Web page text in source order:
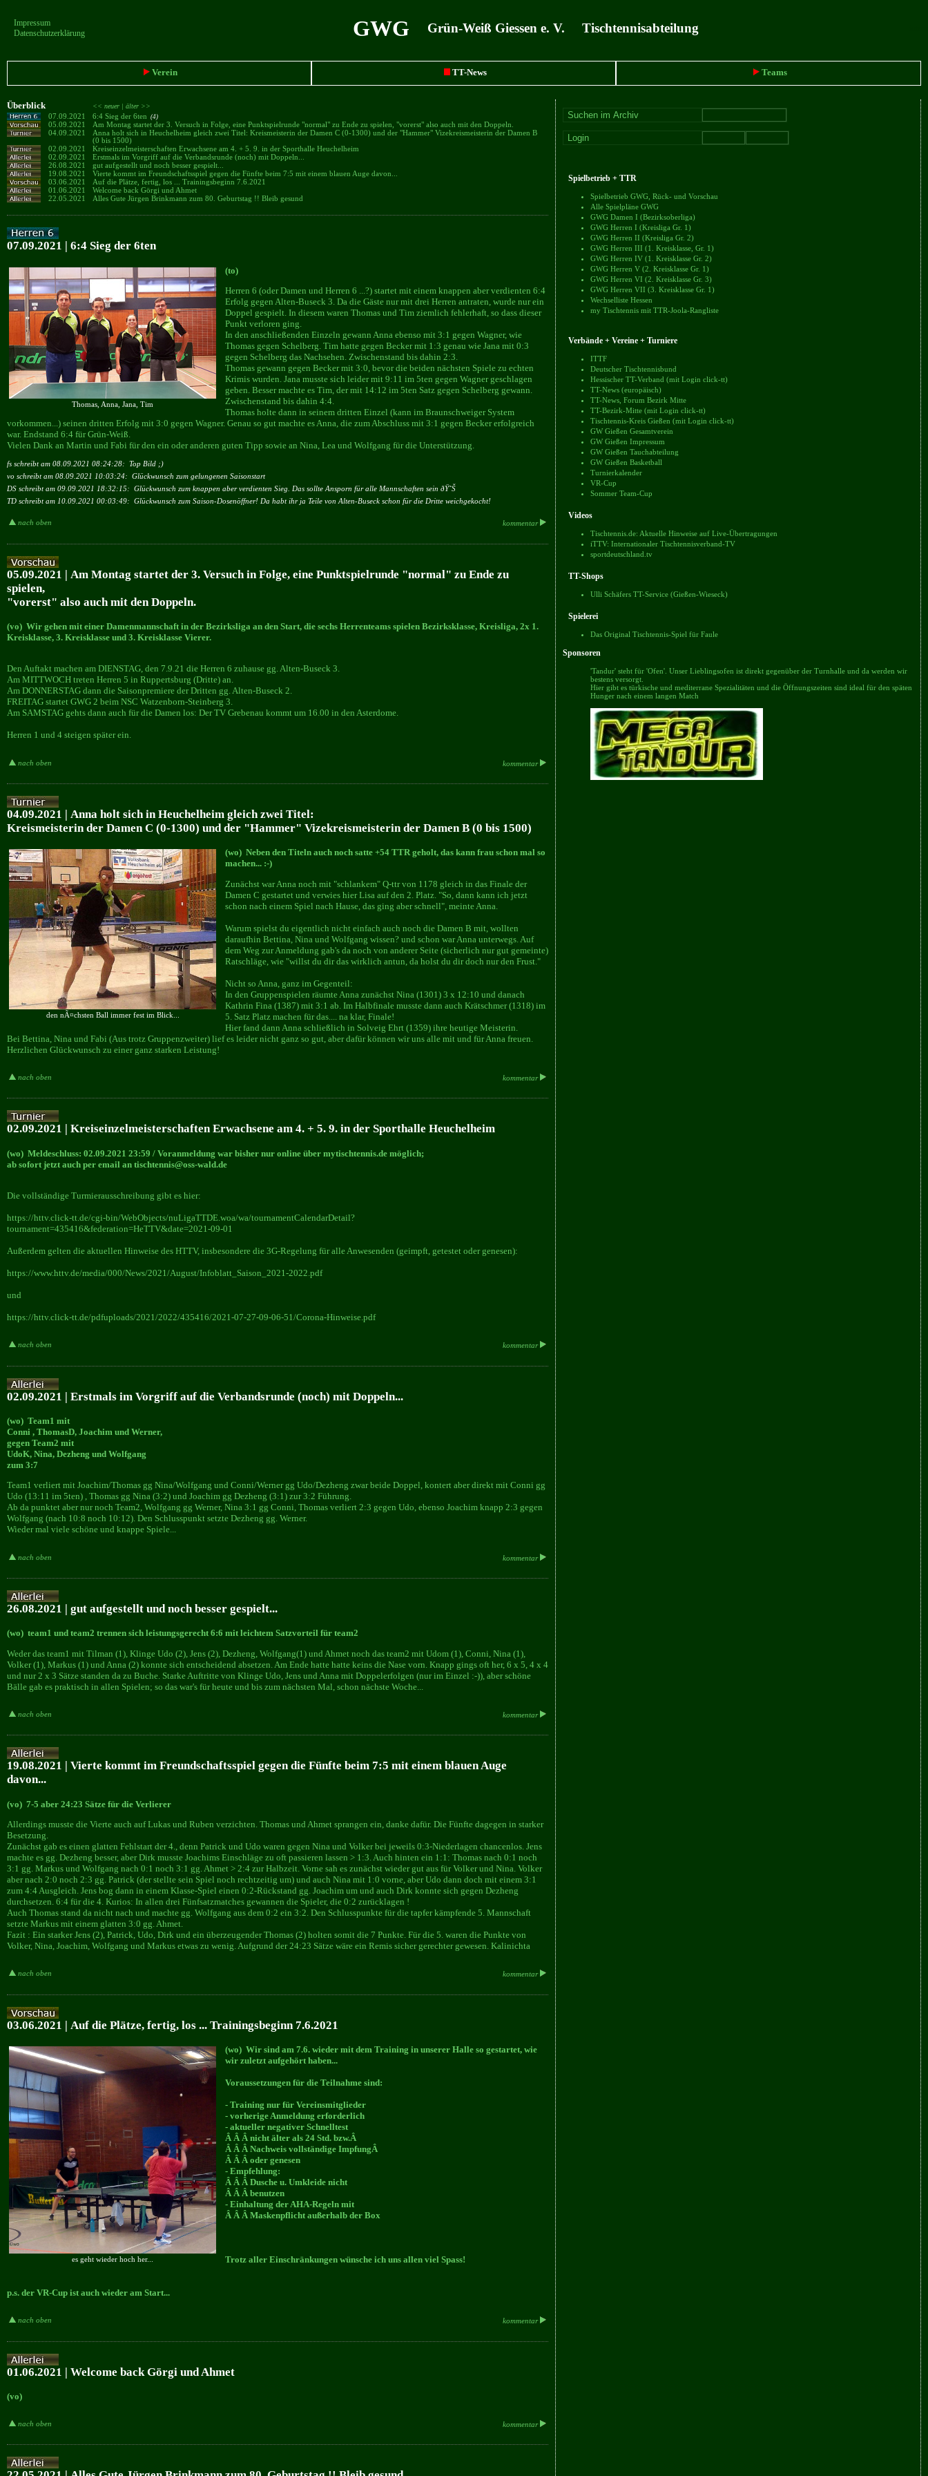
Impressum
Datenschutzerklärung
GWG Grün-Weiß Giessen e. V. Tischtennisabteilung
Verein TT-News Teams
Überblick << neuer | älter >>
07.09.2021
6:4 Sieg der 6ten (4)
05.09.2021
Am Montag startet der 3. Versuch in Folge, eine Punktspielrunde "normal" zu Ende zu spielen, "vorerst" also auch mit den Doppeln.
04.09.2021
Anna holt sich in Heuchelheim gleich zwei Titel: Kreismeisterin der Damen C (0-1300) und der "Hammer" Vizekreismeisterin der Damen B
(0 bis 1500)
02.09.2021
Kreiseinzelmeisterschaften Erwachsene am 4. + 5. 9. in der Sporthalle Heuchelheim
02.09.2021
Erstmals im Vorgriff auf die Verbandsrunde (noch) mit Doppeln...
26.08.2021
gut aufgestellt und noch besser gespielt...
19.08.2021
Vierte kommt im Freundschaftsspiel gegen die Fünfte beim 7:5 mit einem blauen Auge davon...
03.06.2021
Auf die Plätze, fertig, los ... Trainingsbeginn 7.6.2021
01.06.2021
Welcome back Görgi und Ahmet
22.05.2021
Alles Gute Jürgen Brinkmann zum 80. Geburtstag !! Bleib gesund
07.09.2021 | 6:4 Sieg der 6ten
Thomas, Anna, Jana, Tim
(to)
Herren 6 (oder Damen und Herren 6 ...?) startet mit einem knappen aber verdienten 6:4
Erfolg gegen Alten-Buseck 3. Da die Gäste nur mit drei Herren antraten, wurde nur ein
Doppel gespielt. In diesem waren Thomas und Tim ziemlich fehlerhaft, so dass dieser
Punkt verloren ging.
In den anschließenden Einzeln gewann Anna ebenso mit 3:1 gegen Wagner, wie
Thomas gegen Schelberg. Tim hatte gegen Becker mit 1:3 genau wie Jana mit 0:3
gegen Schelberg das Nachsehen. Zwischenstand bis dahin 2:3.
Thomas gewann gegen Becker mit 3:0, bevor die beiden nächsten Spiele zu echten
Krimis wurden. Jana musste sich leider mit 9:11 im 5ten gegen Wagner geschlagen
geben. Besser machte es Tim, der mit 14:12 im 5ten Satz gegen Schelberg gewann.
Zwischenstand bis dahin 4:4.
Thomas holte dann in seinem dritten Einzel (kann im Braunschweiger System
vorkommen...) seinen dritten Erfolg mit 3:0 gegen Wagner. Genau so gut machte es Anna, die zum Abschluss mit 3:1 gegen Becker erfolgreich
war. Endstand 6:4 für Grün-Weiß.
Vielen Dank an Martin und Fabi für den ein oder anderen guten Tipp sowie an Nina, Lea und Wolfgang für die Unterstützung.
fs schreibt am 08.09.2021 08:24:28:
Top Bild ;)
vo schreibt am 08.09.2021 10:03:24:
Glückwunsch zum gelungenen Saisonstart
DS schreibt am 09.09.2021 18:32:15:
Glückwunsch zum knappen aber verdienten Sieg. Das sollte Ansporn für alle Mannschaften sein ðŸ˜Š
TD schreibt am 10.09.2021 00:03:49:
Glückwunsch zum Saison-Dosenöffner! Da habt ihr ja Teile von Alten-Buseck schon für die Dritte weichgekocht!
nach oben kommentar
05.09.2021 | Am Montag startet der 3. Versuch in Folge, eine Punktspielrunde "normal" zu Ende zu
spielen,
"vorerst" also auch mit den Doppeln.
(vo) Wir gehen mit einer Damenmannschaft in der Bezirksliga an den Start, die sechs Herrenteams spielen Bezirksklasse, Kreisliga, 2x 1.
Kreisklasse, 3. Kreisklasse und 3. Kreisklasse Vierer.
Den Auftakt machen am DIENSTAG, den 7.9.21 die Herren 6 zuhause gg. Alten-Buseck 3.
Am MITTWOCH treten Herren 5 in Ruppertsburg (Dritte) an.
Am DONNERSTAG dann die Saisonpremiere der Dritten gg. Alten-Buseck 2.
FREITAG startet GWG 2 beim NSC Watzenborn-Steinberg 3.
Am SAMSTAG gehts dann auch für die Damen los: Der TV Grebenau kommt um 16.00 in den Asterdome.
Herren 1 und 4 steigen später ein.
nach oben kommentar
04.09.2021 | Anna holt sich in Heuchelheim gleich zwei Titel:
Kreismeisterin der Damen C (0-1300) und der "Hammer" Vizekreismeisterin der Damen B (0 bis 1500)
den nÃ¤chsten Ball immer fest im Blick...
(wo) Neben den Titeln auch noch satte +54 TTR geholt, das kann frau schon mal so
machen... :-)
Zunächst war Anna noch mit "schlankem" Q-ttr von 1178 gleich in das Finale der
Damen C gestartet und verwies hier Lisa auf den 2. Platz. "So, dann kann ich jetzt
schon nach einem Spiel nach Hause, das ging aber schnell", meinte Anna.
Warum spielst du eigentlich nicht einfach auch noch die Damen B mit, wollten
daraufhin Bettina, Nina und Wolfgang wissen? und schon war Anna unterwegs. Auf
dem Weg zur Anmeldung gab's da noch von anderer Seite (sicherlich nur gut gemeinte)
Ratschläge, wie "willst du dir das wirklich antun, da holst du dir doch nur den Frust."
Nicht so Anna, ganz im Gegenteil:
In den Gruppenspielen räumte Anna zunächst Nina (1301) 3 x 12:10 und danach
Kathrin Fina (1387) mit 3:1 ab. Im Halbfinale musste dann auch Krätschmer (1318) im
5. Satz Platz machen für das.... na klar, Finale!
Hier fand dann Anna schließlich in Solveig Ehrt (1359) ihre heutige Meisterin.
Bei Bettina, Nina und Fabi (Aus trotz Gruppenzweiter) lief es leider nicht ganz so gut, aber dafür können wir uns alle mit und für Anna freuen.
Herzlichen Glückwunsch zu einer ganz starken Leistung!
nach oben kommentar
02.09.2021 | Kreiseinzelmeisterschaften Erwachsene am 4. + 5. 9. in der Sporthalle Heuchelheim
(wo) Meldeschluss: 02.09.2021 23:59 / Voranmeldung war bisher nur online über mytischtennis.de möglich;
ab sofort jetzt auch per email an tischtennis@oss-wald.de
Die vollständige Turmierausschreibung gibt es hier:
https://httv.click-tt.de/cgi-bin/WebObjects/nuLigaTTDE.woa/wa/tournamentCalendarDetail?
tournament=435416&federation=HeTTV&date=2021-09-01
Außerdem gelten die aktuellen Hinweise des HTTV, insbesondere die 3G-Regelung für alle Anwesenden (geimpft, getestet oder genesen):
https://www.httv.de/media/000/News/2021/August/Infoblatt_Saison_2021-2022.pdf
und
https://httv.click-tt.de/pdfuploads/2021/2022/435416/2021-07-27-09-06-51/Corona-Hinweise.pdf
nach oben kommentar
02.09.2021 | Erstmals im Vorgriff auf die Verbandsrunde (noch) mit Doppeln...
(wo) Team1 mit
Conni , ThomasD, Joachim und Werner,
gegen Team2 mit
UdoK, Nina, Dezheng und Wolfgang
zum 3:7
Team1 verliert mit Joachim/Thomas gg Nina/Wolfgang und Conni/Werner gg Udo/Dezheng zwar beide Doppel, kontert aber direkt mit Conni gg
Udo (13:11 im 5ten) , Thomas gg Nina (3:2) und Joachim gg Dezheng (3:1) zur 3:2 Führung.
Ab da punktet aber nur noch Team2, Wolfgang gg Werner, Nina 3:1 gg Conni, Thomas verliert 2:3 gegen Udo, ebenso Joachim knapp 2:3 gegen
Wolfgang (nach 10:8 noch 10:12). Den Schlusspunkt setzte Dezheng gg. Werner.
Wieder mal viele schöne und knappe Spiele...
nach oben kommentar
26.08.2021 | gut aufgestellt und noch besser gespielt...
(wo) team1 und team2 trennen sich leistungsgerecht 6:6 mit leichtem Satzvorteil für team2
Weder das team1 mit Tilman (1), Klinge Udo (2), Jens (2), Dezheng, Wolfgang(1) und Ahmet noch das team2 mit Udom (1), Conni, Nina (1),
Volker (1), Markus (1) und Anna (2) konnte sich entscheidend absetzen. Am Ende hatte hatte keins die Nase vorn. Knapp gings oft her, 6 x 5, 4 x 4
und nur 2 x 3 Sätze standen da zu Buche. Starke Auftritte von Klinge Udo, Jens und Anna mit Doppelerfolgen (nur im Einzel :-)), aber schöne
Bälle gab es praktisch in allen Spielen; so das war's für heute und bis zum nächsten Mal, schon nächste Woche...
nach oben kommentar
19.08.2021 | Vierte kommt im Freundschaftsspiel gegen die Fünfte beim 7:5 mit einem blauen Auge
davon...
(vo) 7-5 aber 24:23 Sätze für die Verlierer
Allerdings musste die Vierte auch auf Lukas und Ruben verzichten. Thomas und Ahmet sprangen ein, danke dafür. Die Fünfte dagegen in starker
Besetzung.
Zunächst gab es einen glatten Fehlstart der 4., denn Patrick und Udo waren gegen Nina und Volker bei jeweils 0:3-Niederlagen chancenlos. Jens
machte es gg. Dezheng besser, aber Dirk musste Joachims Einschläge zu oft passieren lassen > 1:3. Auch hinten ein 1:1: Thomas nach 0:1 noch
3:1 gg. Markus und Wolfgang nach 0:1 noch 3:1 gg. Ahmet > 2:4 zur Halbzeit. Vorne sah es zunächst wieder gut aus für Volker und Nina. Volker
aber nach 2:0 noch 2:3 gg. Patrick (der stellte sein Spiel noch rechtzeitig um) und auch Nina mit 1:0 vorne, aber Udo dann doch mit einem 3:1
zum 4:4 Ausgleich. Jens bog dann in einem Klasse-Spiel einen 0:2-Rückstand gg. Joachim um und auch Dirk konnte sich gegen Dezheng
durchsetzen. 6:4 für die 4. Kurios: In allen drei Fünfsatzmatches gewannen die Spieler, die 0:2 zurücklagen !
Auch Thomas stand da nicht nach und machte gg. Wolfgang aus dem 0:2 ein 3:2. Den Schlusspunkte für die tapfer kämpfende 5. Mannschaft
setzte Markus mit einem glatten 3:0 gg. Ahmet.
Fazit : Ein starker Jens (2), Patrick, Udo, Dirk und ein überzeugender Thomas (2) holten somit die 7 Punkte. Für die 5. waren die Punkte von
Volker, Nina, Joachim, Wolfgang und Markus etwas zu wenig. Aufgrund der 24:23 Sätze wäre ein Remis sicher gerechter gewesen. Kalinichta
nach oben kommentar
03.06.2021 | Auf die Plätze, fertig, los ... Trainingsbeginn 7.6.2021
es geht wieder hoch her...
(wo) Wir sind am 7.6. wieder mit dem Training in unserer Halle so gestartet, wie
wir zuletzt aufgehört haben...
Voraussetzungen für die Teilnahme sind:
- Training nur für Vereinsmitglieder
- vorherige Anmeldung erforderlich
- aktueller negativer Schnelltest
Â Â Â nicht älter als 24 Std. bzw.Â
Â Â Â Nachweis vollständige ImpfungÂ
Â Â Â oder genesen
- Empfehlung:
Â Â Â Dusche u. Umkleide nicht
Â Â Â benutzen
- Einhaltung der AHA-Regeln mit
Â Â Â Maskenpflicht außerhalb der Box
Trotz aller Einschränkungen wünsche ich uns allen viel Spass!
p.s. der VR-Cup ist auch wieder am Start...
nach oben kommentar
01.06.2021 | Welcome back Görgi und Ahmet
(vo)
nach oben kommentar
Spielbetrieb + TTR
Spielbetrieb GWG, Rück- und Vorschau
Alle Spielpläne GWG
GWG Damen I (Bezirksoberliga)
GWG Herren I (Kreisliga Gr. 1)
GWG Herren II (Kreisliga Gr. 2)
GWG Herren III (1. Kreisklasse, Gr. 1)
GWG Herren IV (1. Kreisklasse Gr. 2)
GWG Herren V (2. Kreisklasse Gr. 1)
GWG Herren VI (2. Kreisklasse Gr. 3)
GWG Herren VII (3. Kreisklasse Gr. 1)
Wechselliste Hessen
my Tischtennis mit TTR-Joola-Rangliste
Verbände + Vereine + Turniere
ITTF
Deutscher Tischtennisbund
Hessischer TT-Verband (mit Login click-tt)
TT-News (europäisch)
TT-News, Forum Bezirk Mitte
TT-Bezirk-Mitte (mit Login click-tt)
Tischtennis-Kreis Gießen (mit Login click-tt)
GW Gießen Gesamtverein
GW Gießen Impressum
GW Gießen Tauchabteilung
GW Gießen Basketball
Turnierkalender
VR-Cup
Sommer Team-Cup
Videos
Tischtennis.de: Aktuelle Hinweise auf Live-Übertragungen
iTTV: Internationaler Tischtennisverband-TV
sportdeutschland.tv
TT-Shops
Ulli Schäfers TT-Service (Gießen-Wieseck)
Spielerei
Das Original Tischtennis-Spiel für Faule
Sponsoren
'Tandur' steht für 'Ofen'. Unser Lieblingsofen ist direkt gegenüber der Turnhalle und da werden wir
bestens versorgt.
Hier gibt es türkische und mediterrane Spezialitäten und die Öffnungszeiten sind ideal für den späten
Hunger nach einem langen Match